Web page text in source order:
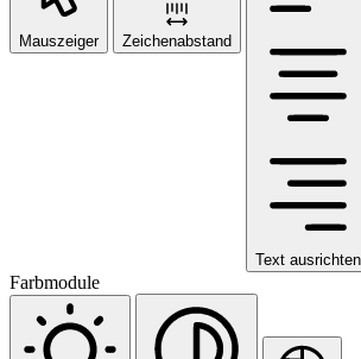
Mauszeiger Zeichenabstand
Text ausrichten
Farbmodule